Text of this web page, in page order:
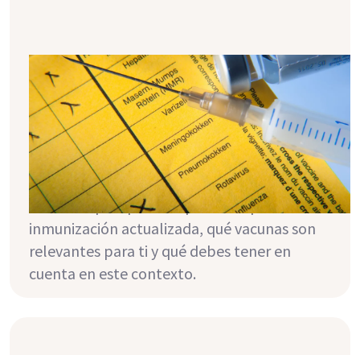
Vacunas y transplantes: visión
general
Especialmente después del trasplante, es
importante proteger lo mejor posible el
cuerpo y el nuevo riñón contra las
infecciones. En este artículo puedes
descubrir por qué es importante para ti una
inmunización actualizada, qué vacunas son
relevantes para ti y qué debes tener en
cuenta en este contexto.